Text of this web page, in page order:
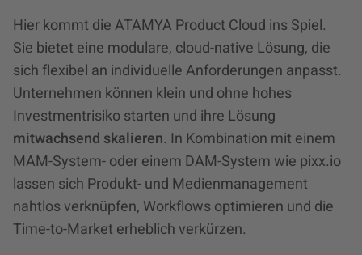
Hier kommt die ATAMYA Product Cloud ins Spiel.
Sie bietet eine modulare, cloud-native Lösung, die
sich flexibel an individuelle Anforderungen anpasst.
Unternehmen können klein und ohne hohes
Investmentrisiko starten und ihre Lösung
mitwachsend skalieren. In Kombination mit einem
MAM-System- oder einem DAM-System wie pixx.io
lassen sich Produkt- und Medienmanagement
nahtlos verknüpfen, Workflows optimieren und die
Time-to-Market erheblich verkürzen.